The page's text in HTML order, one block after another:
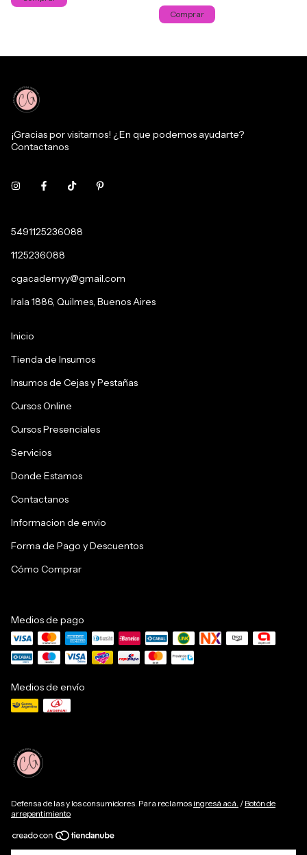
Comprar
¡Gracias por visitarnos! ¿En que podemos ayudarte?
Contactanos
5491125236088
1125236088
cgacademyy@gmail.com
Irala 1886, Quilmes, Buenos Aires
Inicio
Tienda de Insumos
Insumos de Cejas y Pestañas
Cursos Online
Cursos Presenciales
Servicios
Donde Estamos
Contactanos
Informacion de envio
Forma de Pago y Descuentos
Cómo Comprar
Medios de pago
Medios de envío
Defensa de las y los consumidores. Para reclamos ingresá acá. / Botón de
arrepentimiento
Copyright CG Academy & CG Insumos - 27411652748 - 2026. Todos los